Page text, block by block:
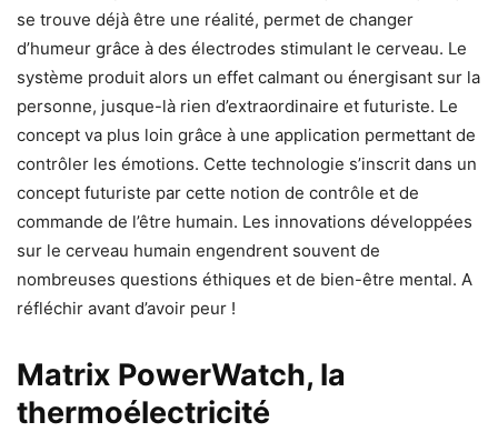
se trouve déjà être une réalité, permet de changer
d’humeur grâce à des électrodes stimulant le cerveau. Le
système produit alors un effet calmant ou énergisant sur la
personne, jusque-là rien d’extraordinaire et futuriste. Le
concept va plus loin grâce à une application permettant de
contrôler les émotions. Cette technologie s’inscrit dans un
concept futuriste par cette notion de contrôle et de
commande de l’être humain. Les innovations développées
sur le cerveau humain engendrent souvent de
nombreuses questions éthiques et de bien-être mental. A
réfléchir avant d’avoir peur !
Matrix PowerWatch, la
thermoélectricité